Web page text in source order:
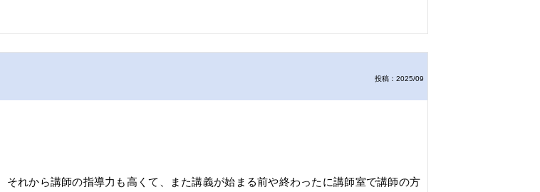
投稿：2025/09
れから講師の指導力も高くて、また講義が始まる前や終わったに講師室で講師の方